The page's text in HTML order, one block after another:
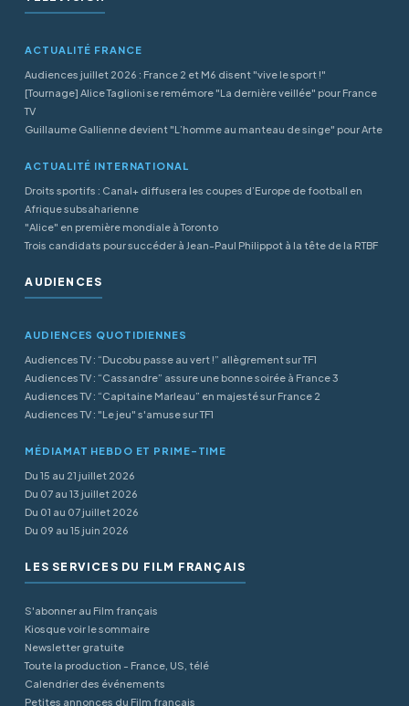
ACTUALITÉ FRANCE
Audiences juillet 2026 : France 2 et M6 disent "vive le sport !"
[Tournage] Alice Taglioni se remémore "La dernière veillée" pour France
TV
Guillaume Gallienne devient "L’homme au manteau de singe" pour Arte
ACTUALITÉ INTERNATIONAL
Droits sportifs : Canal+ diffusera les coupes d’Europe de football en
Afrique subsaharienne
"Alice" en première mondiale à Toronto
Trois candidats pour succéder à Jean-Paul Philippot à la tête de la RTBF
AUDIENCES
AUDIENCES QUOTIDIENNES
Audiences TV : “Ducobu passe au vert !” allègrement sur TF1
Audiences TV : “Cassandre” assure une bonne soirée à France 3
Audiences TV : “Capitaine Marleau” en majesté sur France 2
Audiences TV : "Le jeu" s'amuse sur TF1
MÉDIAMAT HEBDO ET PRIME-TIME
Du 15 au 21 juillet 2026
Du 07 au 13 juillet 2026
Du 01 au 07 juillet 2026
Du 09 au 15 juin 2026
LES SERVICES DU FILM FRANÇAIS
S'abonner au Film français
Kiosque voir le sommaire
Newsletter gratuite
Toute la production - France, US, télé
Calendrier des événements
Petites annonces du Film français